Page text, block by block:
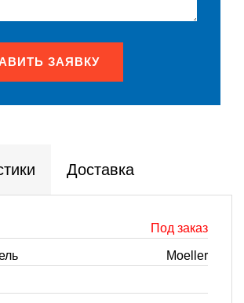
ЗАЯВКУ
Доставка
Под заказ
Moeller